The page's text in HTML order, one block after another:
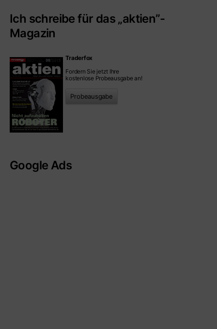
Ich schreibe für das „aktien”-
Magazin
Traderfox
Fordern Sie jetzt Ihre
kostenlose Probeausgabe an!
Probeausgabe
Google Ads